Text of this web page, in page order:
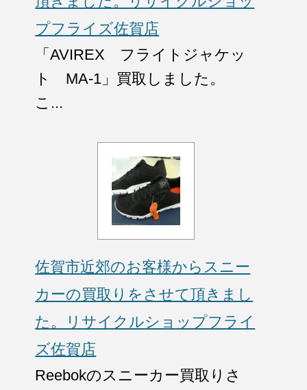
プフライズ佐賀店
「AVIREX フライトジャケッ
ト MA-1」買取しました。
こ...
佐賀市近郊のお客様からスニー
カーの買取りをさせて頂きまし
た。リサイクルショップフライ
ズ佐賀店
Reebokのスニーカー買取りさ